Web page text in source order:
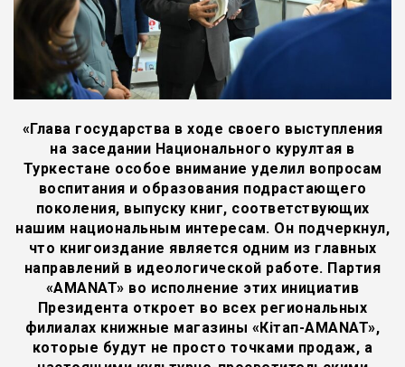
«Глава государства в ходе своего выступления
на заседании Национального курултая в
Туркестане особое внимание уделил вопросам
воспитания и образования подрастающего
поколения, выпуску книг, соответствующих
нашим национальным интересам. Он подчеркнул,
что книгоиздание является одним из главных
направлений в идеологической работе. Партия
«AMANAT» во исполнение этих инициатив
Президента откроет во всех региональных
филиалах книжные магазины «Кітап-AMANAT»,
которые будут не просто точками продаж, а